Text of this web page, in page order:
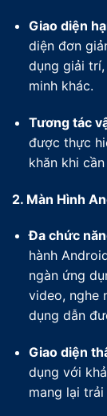
Giao diện
diện đơn
dụng giải
minh khác.
Tương tác
được thực
khăn khi
2. Màn Hình
Đa chức
hành
ngàn ứng
video, nghe
dụng dẫn
Giao diện
dụng với
mang lại